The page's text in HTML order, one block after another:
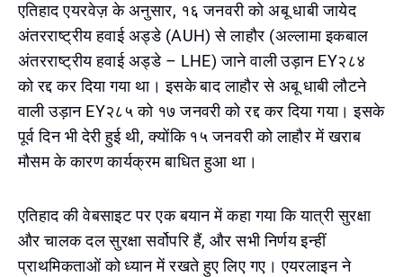
एतिहाद एयरवेज़ के अनुसार, १६ जनवरी को अबू धाबी जायेद
अंतरराष्ट्रीय हवाई अड्डे (AUH) से लाहौर (अल्लामा इकबाल
अंतरराष्ट्रीय हवाई अड्डे – LHE) जाने वाली उड़ान EY२८४
को रद्द कर दिया गया था। इसके बाद लाहौर से अबू धाबी लौटने
वाली उड़ान EY२८५ को १७ जनवरी को रद्द कर दिया गया। इसके
पूर्व दिन भी देरी हुई थी, क्योंकि १५ जनवरी को लाहौर में खराब
मौसम के कारण कार्यक्रम बाधित हुआ था।
एतिहाद की वेबसाइट पर एक बयान में कहा गया कि यात्री सुरक्षा
और चालक दल सुरक्षा सर्वोपरि हैं, और सभी निर्णय इन्हीं
प्राथमिकताओं को ध्यान में रखते हुए लिए गए। एयरलाइन ने